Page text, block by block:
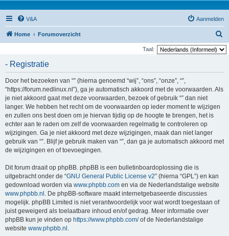
V&A Aanmelden
Home Forumoverzicht
o
Taal:
- Registratie
Door het bezoeken van “” (hierna genoemd “wij”, “ons”, “onze”, “”,
“https://forum.nedlinux.nl”), ga je automatisch akkoord met de voorwaarden. Als
je niet akkoord gaat met deze voorwaarden, bezoek of gebruik “” dan niet
langer. We hebben het recht om de voorwaarden op ieder moment te wijzigen
en zullen ons best doen om je hiervan tijdig op de hoogte te brengen, het is
echter aan te raden om zelf de voorwaarden regelmatig te controleren op
wijzigingen. Ga je niet akkoord met deze wijzigingen, maak dan niet langer
gebruik van “”. Blijf je gebruik maken van “”, dan ga je automatisch akkoord met
de wijzigingen en of toevoegingen.
Dit forum draait op phpBB. phpBB is een bulletinboardoplossing die is
uitgebracht onder de “GNU General Public License v2” (hierna “GPL”) en kan
gedownload worden via www.phpbb.com en via de Nederlandstalige website
www.phpbb.nl . De phpBB-software maakt internetgebaseerde discussies
mogelijk. phpBB Limited is niet verantwoordelijk voor wat wordt toegestaan of
juist geweigerd als toelaatbare inhoud en/of gedrag. Meer informatie over
phpBB kun je vinden op https://www.phpbb.com/of de Nederlandstalige
website www.phpbb.nl .